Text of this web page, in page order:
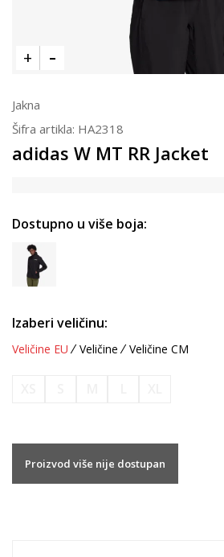
Jakna
Šifra artikla: HA2318
adidas W MT RR Jacket
Dostupno u više boja:
Izaberi veličinu:
Veličine EU Veličine Veličine CM
Proizvod više nije dostupan